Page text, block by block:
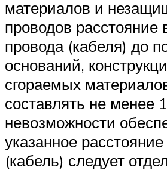
материалов и
проводов расстояние
провода (кабеля) до
оснований,
сгораемых
составлять не менее
невозможности
указанное
(кабель) следует